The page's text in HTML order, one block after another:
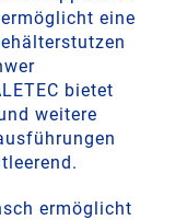
eine
bietet
weitere
ermöglicht